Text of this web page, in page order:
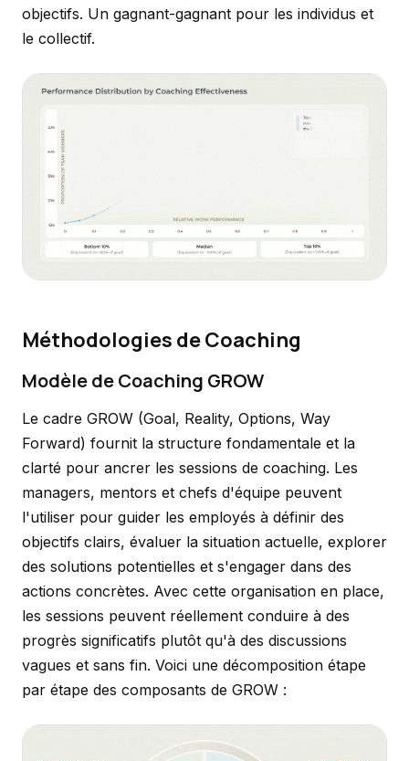
objectifs. Un gagnant-gagnant pour les individus et
le collectif.
Méthodologies de Coaching
Modèle de Coaching GROW
Le cadre GROW (Goal, Reality, Options, Way
Forward) fournit la structure fondamentale et la
clarté pour ancrer les sessions de coaching. Les
managers, mentors et chefs d'équipe peuvent
l'utiliser pour guider les employés à définir des
objectifs clairs, évaluer la situation actuelle, explorer
des solutions potentielles et s'engager dans des
actions concrètes. Avec cette organisation en place,
les sessions peuvent réellement conduire à des
progrès significatifs plutôt qu'à des discussions
vagues et sans fin. Voici une décomposition étape
par étape des composants de GROW :